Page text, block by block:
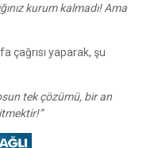
kurum kalmadı! Ama
çağrısı yaparak, şu
tek çözümü, bir an